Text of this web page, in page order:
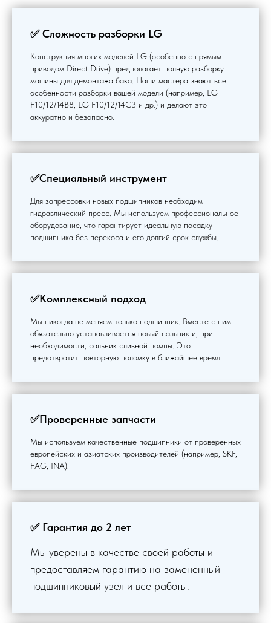
✅ Сложность разборки LG
Конструкция многих моделей LG (особенно с прямым
приводом Direct Drive) предполагает полную разборку
машины для демонтажа бака. Наши мастера знают все
особенности разборки вашей модели (например, LG
F10/12/14B8, LG F10/12/14C3 и др.) и делают это
аккуратно и безопасно.
✅Специальный инструмент
Для запрессовки новых подшипников необходим
гидравлический пресс. Мы используем профессиональное
оборудование, что гарантирует идеальную посадку
подшипника без перекоса и его долгий срок службы.
✅Комплексный подход
Мы никогда не меняем только подшипник. Вместе с ним
обязательно устанавливается новый сальник и, при
необходимости, сальник сливной помпы. Это
предотвратит повторную поломку в ближайшее время.
✅Проверенные запчасти
Мы используем качественные подшипники от проверенных
европейских и азиатских производителей (например, SKF,
FAG, INA).
✅ Гарантия до 2 лет
Мы уверены в качестве своей работы и
предоставляем гарантию на замененный
подшипниковый узел и все работы.